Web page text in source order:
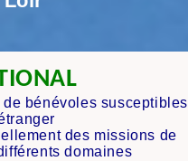
bénévoles susceptibles
des missions de
domaines